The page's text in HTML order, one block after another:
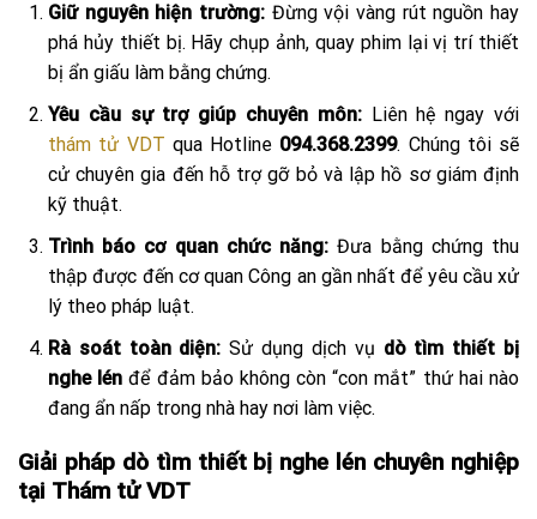
Giữ nguyên hiện trường: Đừng vội vàng rút nguồn hay
phá hủy thiết bị. Hãy chụp ảnh, quay phim lại vị trí thiết
bị ẩn giấu làm bằng chứng.
Yêu cầu sự trợ giúp chuyên môn:Liên hệ ngay với
thám tử VDT qua Hotline 094.368.2399. Chúng tôi sẽ
cử chuyên gia đến hỗ trợ gỡ bỏ và lập hồ sơ giám định
kỹ thuật.
Trình báo cơ quan chức năng: Đưa bằng chứng thu
thập được đến cơ quan Công an gần nhất để yêu cầu xử
lý theo pháp luật.
Rà soát toàn diện: Sử dụng dịch vụ dò tìm thiết bị
nghe lén để đảm bảo không còn “con mắt” thứ hai nào
đang ẩn nấp trong nhà hay nơi làm việc.
Giải pháp dò tìm thiết bị nghe lén chuyên nghiệp
tại Thám tử VDT